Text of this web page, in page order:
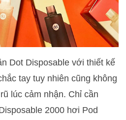
Dot Disposable với thiết kế
tay tuy nhiên cũng không
lúc cảm nhận. Chỉ cần
2000 hơi Pod